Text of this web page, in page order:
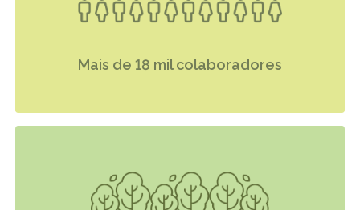
Mais de 18 mil colaboradores